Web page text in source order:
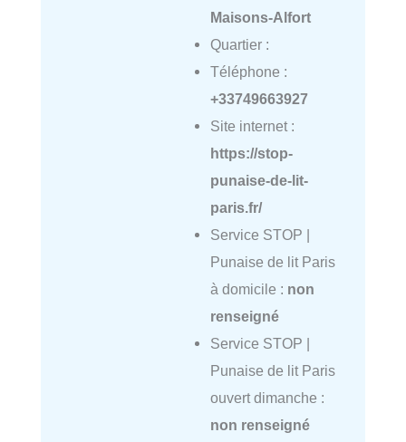
Maisons-Alfort
Quartier :
Téléphone :
+33749663927
Site internet :
https://stop-
punaise-de-lit-
paris.fr/
Service STOP |
Punaise de lit Paris
à domicile : non
renseigné
Service STOP |
Punaise de lit Paris
ouvert dimanche :
non renseigné